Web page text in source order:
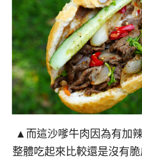
▲而這沙嗲牛肉因為有加
整體吃起來比較還是沒有